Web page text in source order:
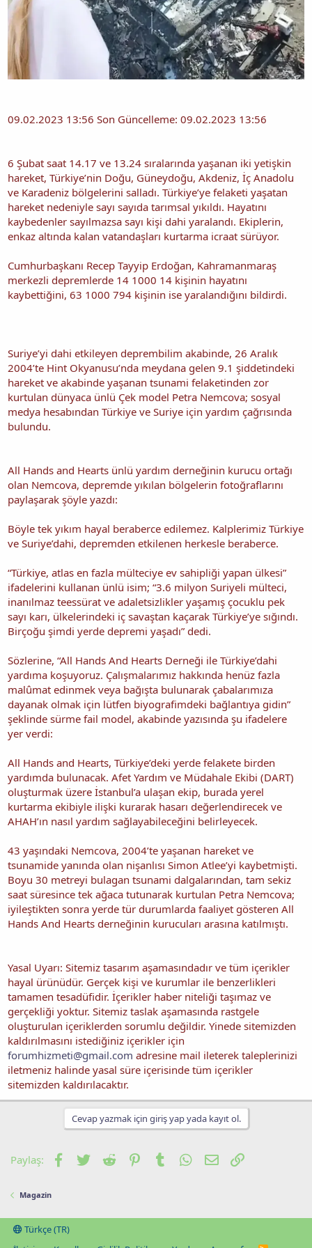
09.02.2023 13:56 Son Güncelleme: 09.02.2023 13:56
6 Şubat saat 14.17 ve 13.24 sıralarında yaşanan iki yetişkin
hareket, Türkiye’nin Doğu, Güneydoğu, Akdeniz, İç Anadolu
ve Karadeniz bölgelerini salladı. Türkiye’ye felaketi yaşatan
hareket nedeniyle sayı sayıda tarımsal yıkıldı. Hayatını
kaybedenler sayılmazsa sayı kişi dahi yaralandı. Ekiplerin,
enkaz altında kalan vatandaşları kurtarma icraat sürüyor.
Cumhurbaşkanı Recep Tayyip Erdoğan, Kahramanmaraş
merkezli depremlerde 14 1000 14 kişinin hayatını
kaybettiğini, 63 1000 794 kişinin ise yaralandığını bildirdi.
Suriye’yi dahi etkileyen deprembilim akabinde, 26 Aralık
2004’te Hint Okyanusu’nda meydana gelen 9.1 şiddetindeki
hareket ve akabinde yaşanan tsunami felaketinden zor
kurtulan dünyaca ünlü Çek model Petra Nemcova; sosyal
medya hesabından Türkiye ve Suriye için yardım çağrısında
bulundu.
All Hands and Hearts ünlü yardım derneğinin kurucu ortağı
olan Nemcova, depremde yıkılan bölgelerin fotoğraflarını
paylaşarak şöyle yazdı:
Böyle tek yıkım hayal beraberce edilemez. Kalplerimiz Türkiye
ve Suriye’dahi, depremden etkilenen herkesle beraberce.
“Türkiye, atlas en fazla mülteciye ev sahipliği yapan ülkesi”
ifadelerini kullanan ünlü isim; “3.6 milyon Suriyeli mülteci,
inanılmaz teessürat ve adaletsizlikler yaşamış çocuklu pek
sayı karı, ülkelerindeki iç savaştan kaçarak Türkiye’ye sığındı.
Birçoğu şimdi yerde depremi yaşadı” dedi.
Sözlerine, “All Hands And Hearts Derneği ile Türkiye’dahi
yardıma koşuyoruz. Çalışmalarımız hakkında henüz fazla
malûmat edinmek veya bağışta bulunarak çabalarımıza
dayanak olmak için lütfen biyografimdeki bağlantıya gidin”
şeklinde sürme fail model, akabinde yazısında şu ifadelere
yer verdi:
All Hands and Hearts, Türkiye’deki yerde felakete birden
yardımda bulunacak. Afet Yardım ve Müdahale Ekibi (DART)
oluşturmak üzere İstanbul’a ulaşan ekip, burada yerel
kurtarma ekibiyle ilişki kurarak hasarı değerlendirecek ve
AHAH’ın nasıl yardım sağlayabileceğini belirleyecek.
43 yaşındaki Nemcova, 2004’te yaşanan hareket ve
tsunamide yanında olan nişanlısı Simon Atlee’yi kaybetmişti.
Boyu 30 metreyi bulagan tsunami dalgalarından, tam sekiz
saat süresince tek ağaca tutunarak kurtulan Petra Nemcova;
iyileştikten sonra yerde tür durumlarda faaliyet gösteren All
Hands And Hearts derneğinin kurucuları arasına katılmıştı.
Yasal Uyarı: Sitemiz tasarım aşamasındadır ve tüm içerikler
hayal ürünüdür. Gerçek kişi ve kurumlar ile benzerlikleri
tamamen tesadüfidir. İçerikler haber niteliği taşımaz ve
gerçekliği yoktur. Sitemiz taslak aşamasında rastgele
oluşturulan içeriklerden sorumlu değildir. Yinede sitemizden
kaldırılmasını istediğiniz içerikler için
forumhizmeti@gmail.com adresine mail ileterek taleplerinizi
iletmeniz halinde yasal süre içerisinde tüm içerikler
sitemizden kaldırılacaktır.
Cevap yazmak için giriş yap yada kayıt ol.
Paylaş: Facebook
TwitterReddit PinterestTumblrWhatsApp
E-postaLink
Magazin
Türkçe (TR)